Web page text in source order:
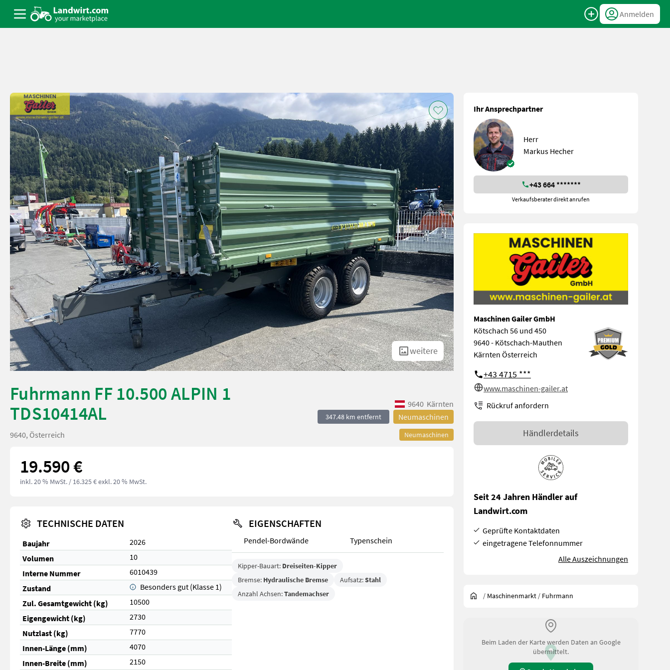
Anmelden
weitere
Fuhrmann FF 10.500 ALPIN 1
TDS10414AL
9640 Kärnten
347.48 km entfernt Neumaschinen
Neumaschinen
9640, Österreich
19.590 €
inkl. 20 % MwSt. / 16.325 € exkl. 20 % MwSt.
TECHNISCHE DATEN
Baujahr
2026
Volumen
10
Interne Nummer
6010439
Zustand
Besonders gut (Klasse 1)
Zul. Gesamtgewicht (kg)
10500
Eigengewicht (kg)
2730
Nutzlast (kg)
7770
Innen-Länge (mm)
4070
Innen-Breite (mm)
2150
EIGENSCHAFTEN
Pendel-Bordwände Typenschein
Kipper-Bauart: Dreiseiten-Kipper
Bremse: Hydraulische Bremse Aufsatz:Stahl
Anzahl Achsen:Tandemachser
Ihr Ansprechpartner
Herr
Markus Hecher
+43 664 *******
Verkaufsberater direkt anrufen
Maschinen Gailer GmbH
Kötschach 56 und 450
9640 - Kötschach-Mauthen
Kärnten Österreich
+43 4715 ***
www.maschinen-gailer.at
Rückruf anfordern
Händlerdetails
Seit 24 Jahren Händler auf
Landwirt.com
Geprüfte Kontaktdaten
eingetragene Telefonnummer
Alle Auszeichnungen
/ Maschinenmarkt / Fuhrmann
Beim Laden der Karte werden Daten an Google
übermittelt.